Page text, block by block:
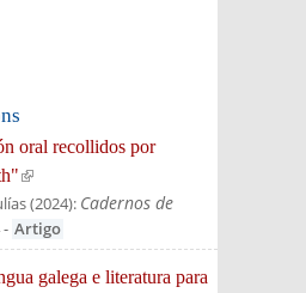
oral recollidos por
(link is external)
(2024): Cadernos de
- Artigo
galega e literatura para